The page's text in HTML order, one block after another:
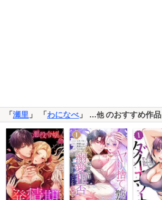
「 瀬里 」 「 わになべ」 …他のおすすめ作品